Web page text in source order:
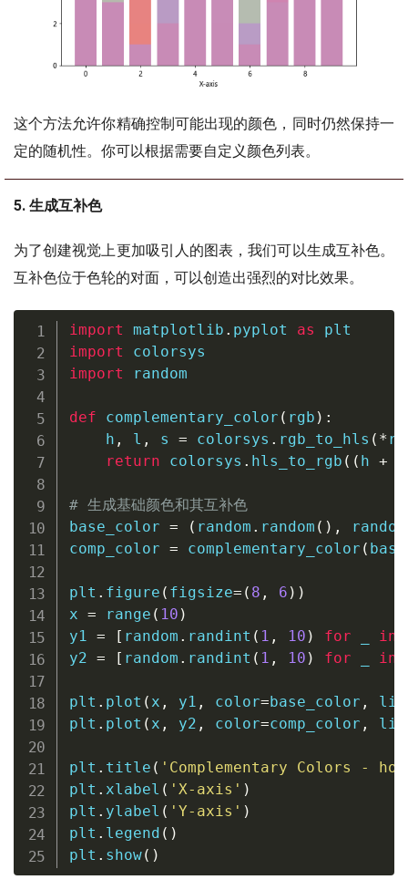
这个方法允许你精确控制可能出现的颜色，同时仍然保持一
定的随机性。你可以根据需要自定义颜色列表。
5. 生成互补色
为了创建视觉上更加吸引人的图表，我们可以生成互补色。
互补色位于色轮的对面，可以创造出强烈的对比效果。
import matplotlib . pyplot as
import
import random
def complementary_color ( rgb ) :
    h
, l , s = colorsys . rgb_to_hls ( *
return colorsys . hls_to_rgb ( ( h +
# 生成基础颜色和其互补色
base_color = ( random . random ( ) , random
comp_color = complementary_color (
plt . figure ( figsize= ( 8 , 6 ) )
x = range ( 10 )
y1 = [ random . randint ( 1 , 10 ) for in
y2 = [ random . randint ( 1 , 10 ) for in
plt . plot ( x , y1 , color=base_color ,
plt . plot ( x , y2 , color=comp_color ,
plt . title ( 'Complementary Colors -
plt . xlabel ( 'X-axis' )
plt . ylabel ( 'Y-axis' )
plt . legend ( )
plt . show( )